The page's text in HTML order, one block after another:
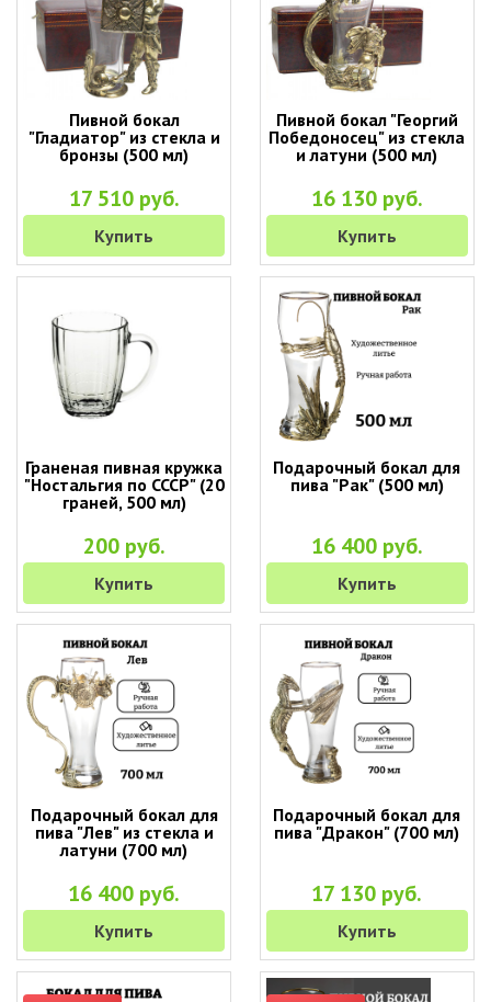
Пивной бокал
"Гладиатор" из стекла и
бронзы (500 мл)
17 510 руб.
Купить
Пивной бокал "Георгий
Победоносец" из стекла
и латуни (500 мл)
16 130 руб.
Купить
Граненая пивная кружка
"Ностальгия по СССР" (20
граней, 500 мл)
200 руб.
Купить
Подарочный бокал для
пива "Рак" (500 мл)
16 400 руб.
Купить
Подарочный бокал для
пива "Лев" из стекла и
латуни (700 мл)
16 400 руб.
Купить
Подарочный бокал для
пива "Дракон" (700 мл)
17 130 руб.
Купить